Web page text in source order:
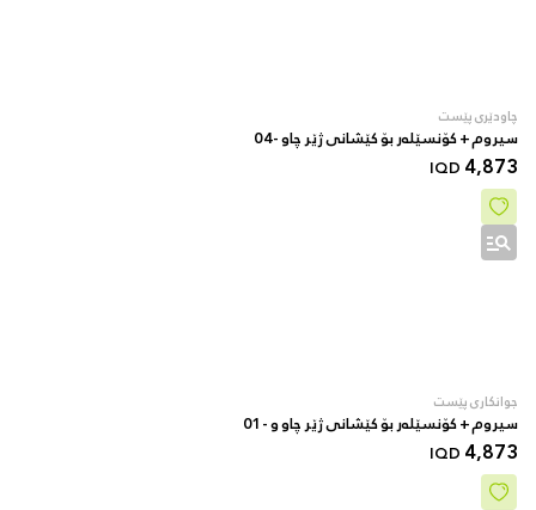
چاودێری پێست
سیروم + کۆنسێلەر بۆ کێشانی ژێر چاو -04
4,873
IQD
جوانکاری پێست
سیروم + کۆنسێلەر بۆ کێشانی ژێر چاو و -01
4,873
IQD